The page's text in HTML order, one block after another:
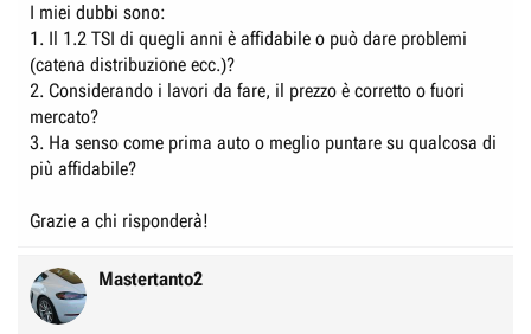
I miei dubbi sono:
1. Il 1.2 TSI di quegli anni è affidabile o può dare problemi
(catena distribuzione ecc.)?
2. Considerando i lavori da fare, il prezzo è corretto o fuori
mercato?
3. Ha senso come prima auto o meglio puntare su qualcosa di
più affidabile?
Grazie a chi risponderà!
Mastertanto2